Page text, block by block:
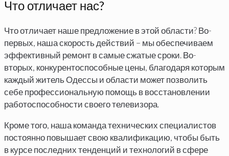
Что отличает нас?
Что отличает наше предложение в этой области? Во-
первых, наша скорость действий – мы обеспечиваем
эффективный ремонт в самые сжатые сроки. Во-
вторых, конкурентоспособные цены, благодаря которым
каждый житель Одессы и области может позволить
себе профессиональную помощь в восстановлении
работоспособности своего телевизора.
Кроме того, наша команда технических специалистов
постоянно повышает свою квалификацию, чтобы быть
в курсе последних тенденций и технологий в сфере